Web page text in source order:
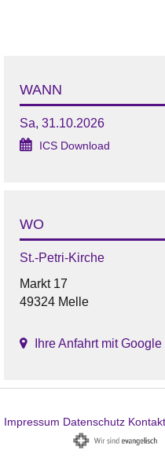
WANN
Sa, 31.10.2026
ICS Download
WO
St.-Petri-Kirche
Markt 17
49324 Melle
Ihre Anfahrt mit
Impressum Datenschutz Kontakt